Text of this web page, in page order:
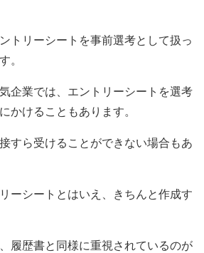
トリーシートを事前選考として扱っ
。
企業では、エントリーシートを選考
かけることもあります。
すら受けることができない場合もあ
ーシートとはいえ、きちんと作成す
履歴書と同様に重視されているのが